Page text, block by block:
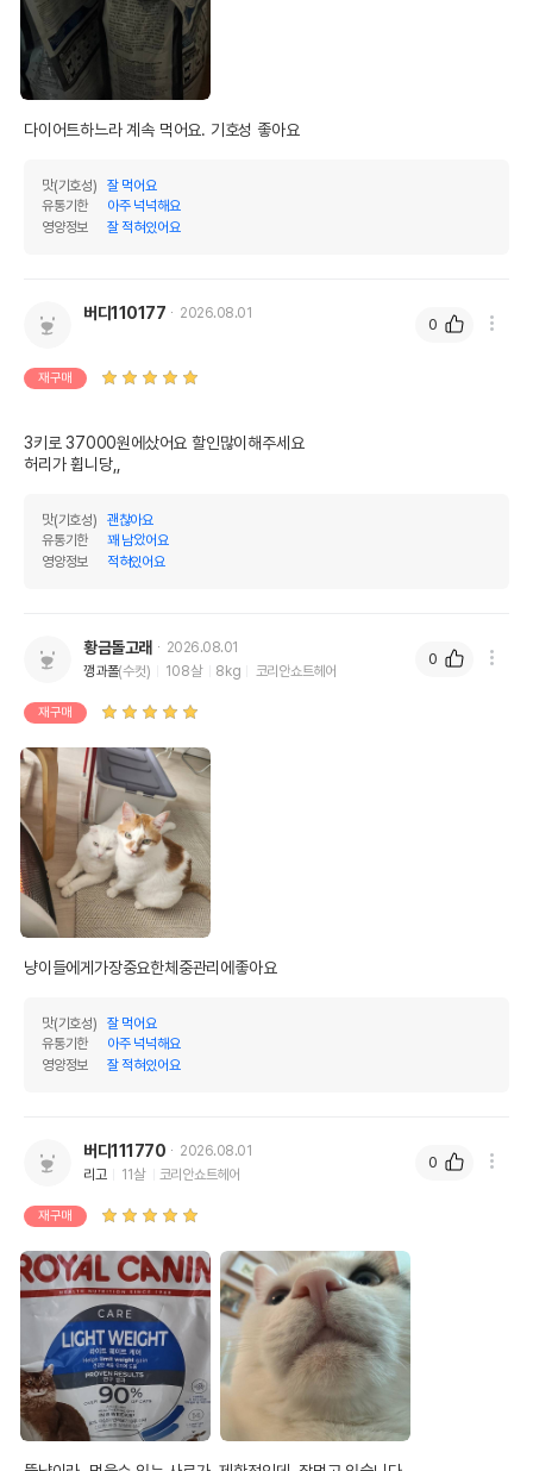
다이어트하느라 계속 먹어요. 기호성 좋아요
맛(기호성)
잘 먹어요
유통기한
아주 넉넉해요
영양정보
잘 적혀있어요
버디110177 2026.08.01
재구매
3키로 37000원에샀어요 할인많이해주세요
허리가 휩니당,,
맛(기호성)
괜찮아요
유통기한
꽤 남았어요
영양정보
적혀있어요
0
황금돌고래
2026.08.01
깽과폴(수컷) 108살 8kg 코리안쇼트헤어
재구매
냥이들에게가장중요한체중관리에좋아요
맛(기호성)
잘 먹어요
유통기한
아주 넉넉해요
영양정보
잘 적혀있어요
0
버디111770
2026.08.01
리고
11살 코리안쇼트헤어
재구매
0